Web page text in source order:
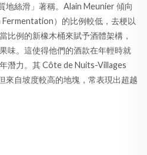
絲滑」著稱。Alain Meunier 傾向
）的比例較低，去梗以
比例的新橡木桶來賦予酒體架構，
味。這使得他們的酒款在年輕時就
潛力。其 Côte de Nuits-Villages
來自坡度較高的地塊，常表現出超越